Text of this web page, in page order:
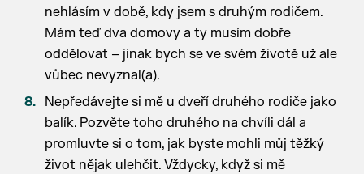
nehlásím v době, kdy jsem s druhým rodičem.
Mám teď dva domovy a ty musím dobře
oddělovat – jinak bych se ve svém životě už ale
vůbec nevyznal(a).
Nepředávejte si mě u dveří druhého rodiče jako
balík. Pozvěte toho druhého na chvíli dál a
promluvte si o tom, jak byste mohli můj těžký
život nějak ulehčit. Vždycky, když si mě